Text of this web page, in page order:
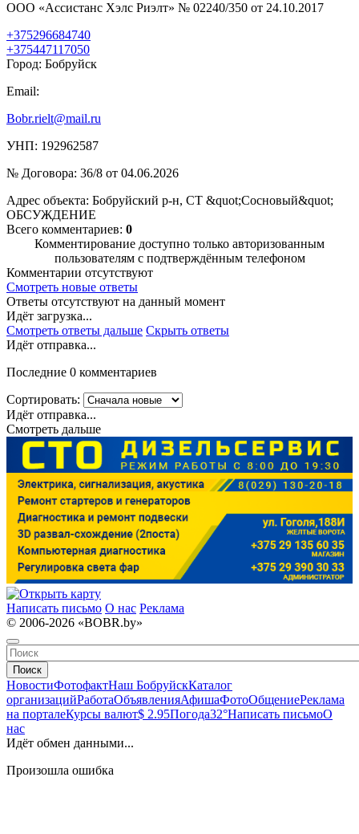
ООО «Ассистанс Хэлс Риэлт» № 02240/350 от 24.10.2017
+375296684740
+375447117050
Город: Бобруйск
Email:
Bobr.rielt@mail.ru
УНП: 192962587
№ Договора: 36/8 от 04.06.2026
Адрес объекта: Бобруйский р-н, СТ &quot;Сосновый&quot;
ОБСУЖДЕНИЕ
Всего комментариев: 0
Комментирование доступно только авторизованным
пользователям с подтверждённым телефоном
Комментарии отсутствуют
Смотреть новые ответы
Ответы отсутствуют на данный момент
Идёт загрузка...
Смотреть ответы дальше Скрыть ответы
Идёт отправка...
Последние 0 комментариев
Сортировать:
Идёт отправка...
Смотреть дальше
Написать письмо О нас Реклама
© 2006-2026 «BOBR.by»
Поиск
НовостиФотофактНаш БобруйскКаталог
организацийРаботаОбъявленияАфишаФотоОбщениеРеклама
на порталеКурсы валют$ 2.95Погода32°Написать письмоО
нас
Идёт обмен данными...
Произошла ошибка